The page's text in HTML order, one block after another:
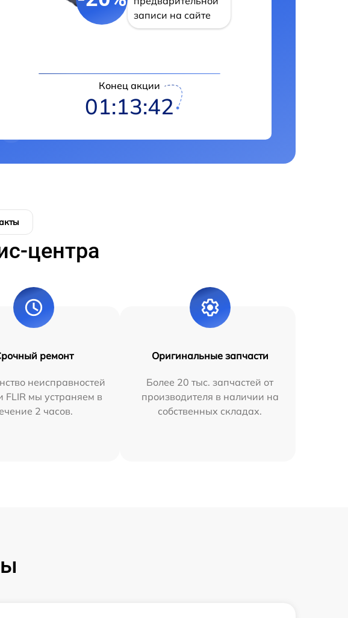
записи на сайте
Конец акции
01:13:42
центра
ремонт
неисправностей
FLIR мы устраняем в
2 часов.
Оригинальные запчасти
Более 20 тыс. запчастей от
производителя в наличии на
собственных складах.